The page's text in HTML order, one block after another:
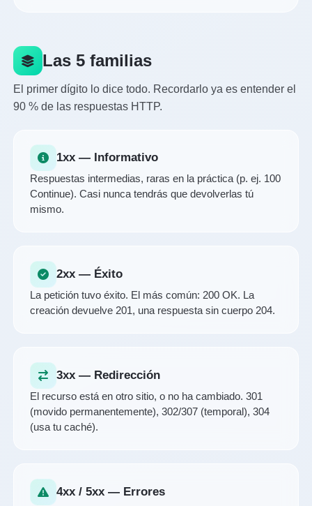
Las 5 familias
El primer dígito lo dice todo. Recordarlo ya es entender el
90 % de las respuestas HTTP.
1xx — Informativo
Respuestas intermedias, raras en la práctica (p. ej. 100
Continue). Casi nunca tendrás que devolverlas tú
mismo.
2xx — Éxito
La petición tuvo éxito. El más común: 200 OK. La
creación devuelve 201, una respuesta sin cuerpo 204.
3xx — Redirección
El recurso está en otro sitio, o no ha cambiado. 301
(movido permanentemente), 302/307 (temporal), 304
(usa tu caché).
4xx / 5xx — Errores